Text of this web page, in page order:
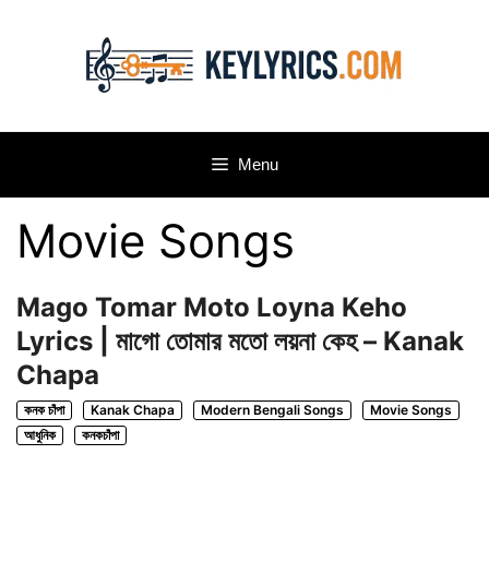
Menu
Movie Songs
Mago Tomar Moto Loyna Keho
Lyrics | মাগো তোমার মতো লয়না কেহ – Kanak
Chapa
কনক চাঁপা Kanak Chapa Modern Bengali Songs
Movie Songs
আধুনিক
কনকচাঁপা